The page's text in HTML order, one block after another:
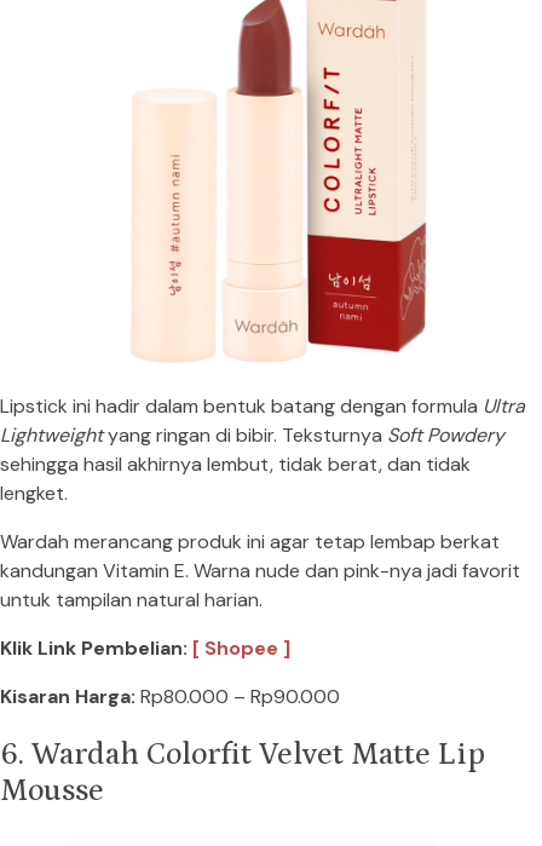
Lipstick ini hadir dalam bentuk batang dengan formula Ultra
Lightweightyang ringan di bibir. Teksturnya Soft Powdery
sehingga hasil akhirnya lembut, tidak berat, dan tidak
lengket.
Wardah merancang produk ini agar tetap lembap berkat
kandungan Vitamin E. Warna nude dan pink-nya jadi favorit
untuk tampilan natural harian.
Klik Link Pembelian: [ Shopee ]
Kisaran Harga: Rp80.000 – Rp90.000
6. Wardah Colorfit Velvet Matte Lip
Mousse